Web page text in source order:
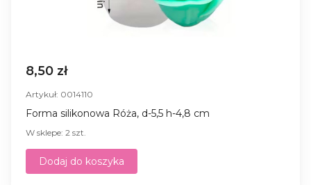
8,50 zł
Artykuł: 0014110
Forma silikonowa Róża, d-5,5 h-4,8 cm
W sklepe: 2 szt.
Dodaj do koszyka